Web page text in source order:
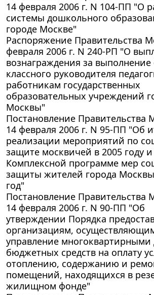
14 февраля 2006 г. N 104-ПП "О
системы дошкольного
городе Москве"
Распоряжение Правительства
февраля 2006 г. N 240-РП "О
вознаграждения за
классного руководителя
работникам государственных
образовательных учреждений
Москвы"
Постановление Правительства
14 февраля 2006 г. N 95-ПП "Об
реализации мероприятий по
защите москвичей в 2005 году
Комплексной программе мер
защиты жителей города
год"
Постановление Правительства
14 февраля 2006 г. N 90-ПП "Об
утверждении Порядка
организациям,
управление
бюджетных средств на оплату
отоплению, содержанию и
помещений, находящихся в
жилищном фонде"